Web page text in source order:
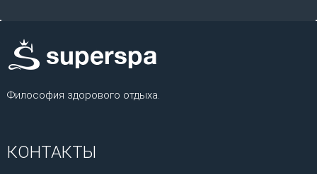
Философия здорового отдыха.
КОНТАКТЫ